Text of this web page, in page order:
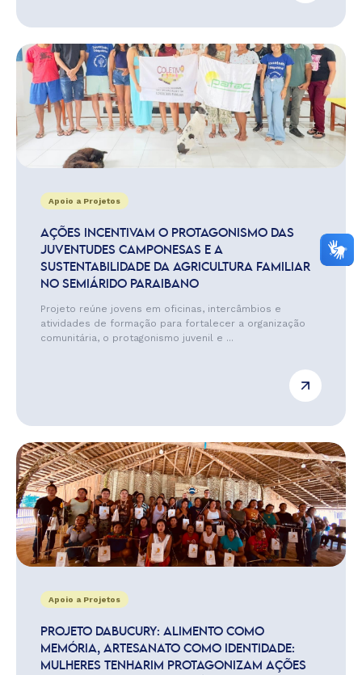
Apoio a Projetos
AÇÕES INCENTIVAM O PROTAGONISMO DAS
JUVENTUDES CAMPONESAS E A
SUSTENTABILIDADE DA AGRICULTURA FAMILIAR
NO SEMIÁRIDO PARAIBANO
Projeto reúne jovens em oficinas, intercâmbios e
atividades de formação para fortalecer a organização
comunitária, o protagonismo juvenil e ...
Apoio a Projetos
PROJETO DABUCURY: ALIMENTO COMO
MEMÓRIA, ARTESANATO COMO IDENTIDADE:
MULHERES TENHARIM PROTAGONIZAM AÇÕES